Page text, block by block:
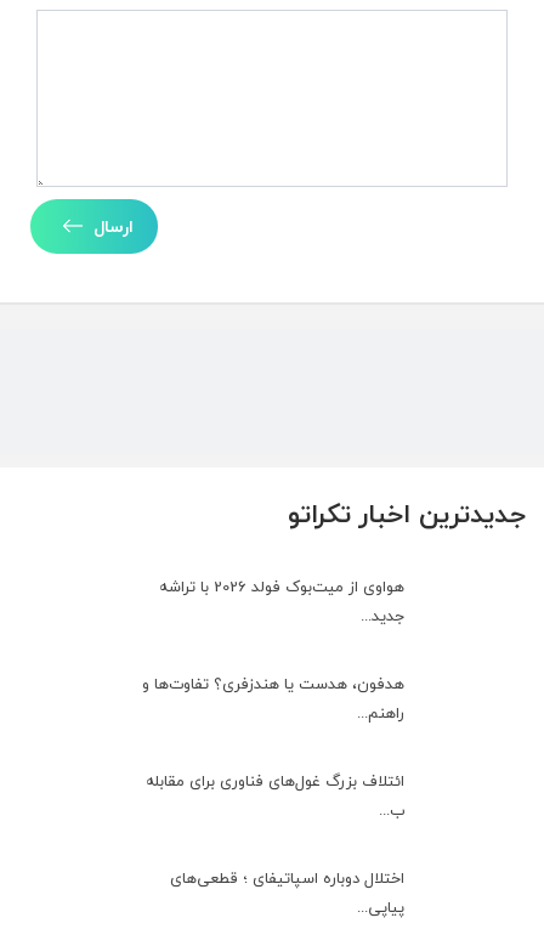
جدیدترین اخبار تکراتو
هواوی از میت‌بوک فولد 2026 با تراشه
جدید...
هدفون، هدست یا هندزفری؟ تفاوت‌ها و
راهنم...
ائتلاف بزرگ غول‌های فناوری برای مقابله
ب...
اختلال دوباره اسپاتیفای ؛ قطعی‌های
پیاپی...
ارسال